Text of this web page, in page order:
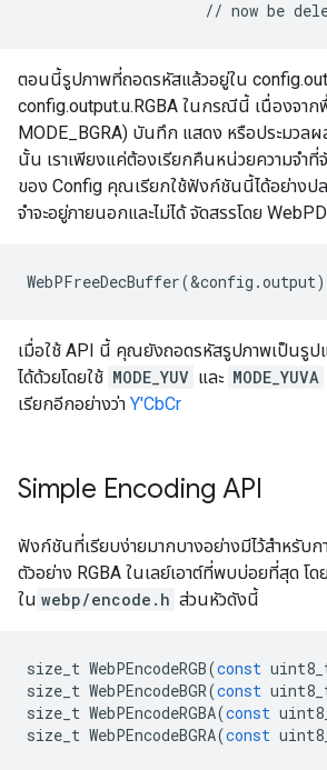
ตอนนี้รูปภาพที่ถอดรหัสแล้วอยู่ใน
config.output.u.RGBA ในกรณีนี้ เนื่องจา
MODE_BGRA) บันทึก แสดง หรือประมวลผ
นั้น เราเพียงแค่ต้องเรียกคืนหน่วยความจำที่
ของ Config คุณเรียกใช้ฟังก์ชันนี้ได้อย่างป
จำจะอยู่ภายนอกและไม่ได้ จัดสรรโดย
เมื่อใช้ API นี้ คุณยังถอดรหัสรูปภาพเป็นรูปแ
ได้ด้วยโดยใช้ MODE_YUV และ MODE_YUVA
เรียกอีกอย่างว่า Y'CbCr
Simple Encoding API
ฟังก์ชันที่เรียบง่ายมากบางอย่างมีไว้สำหรับก
ตัวอย่าง RGBA ในเลย์เอาต์ที่พบบ่อยที่สุด โด
ใน webp/encode.h ส่วนหัวดังนี้
size_t WebPEncodeRGB(const
size_t WebPEncodeBGR(const
size_t WebPEncodeRGBA(const
size_t WebPEncodeBGRA(const